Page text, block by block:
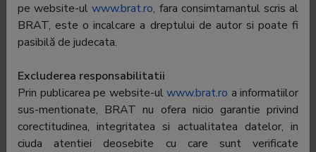
Departament
publicitate:
Trafic România Trafic global
Profil audiență
pe website-ulwww.brat.ro, fara consimtamantul scris al
BRAT, este o incalcare a dreptului de autor si poate fi
pasibilă de judecata.
Excluderea responsabilitatii
Prin publicarea pe website-ulwww.brat.ro a informatiilor
sus-mentionate, BRAT nu ofera nicio garantie privind
corectitudinea, integritatea si actualitatea datelor, in
ciuda atentiei deosebite cu care sunt verificate